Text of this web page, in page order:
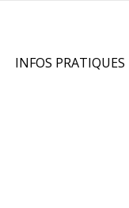
INFOS PRATIQUES